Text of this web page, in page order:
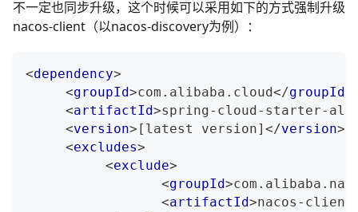
不一定也同步升级，这个时候可以采用如下的方式强制升级
nacos-client（以nacos-discovery为例）：
<dependency>
<groupId>com.alibaba.cloud</groupId
<artifactId>spring-cloud-starter-
<version> [latest version] </version>
<excludes>
<exclude>
<groupId>
<artifactId>nacos-client